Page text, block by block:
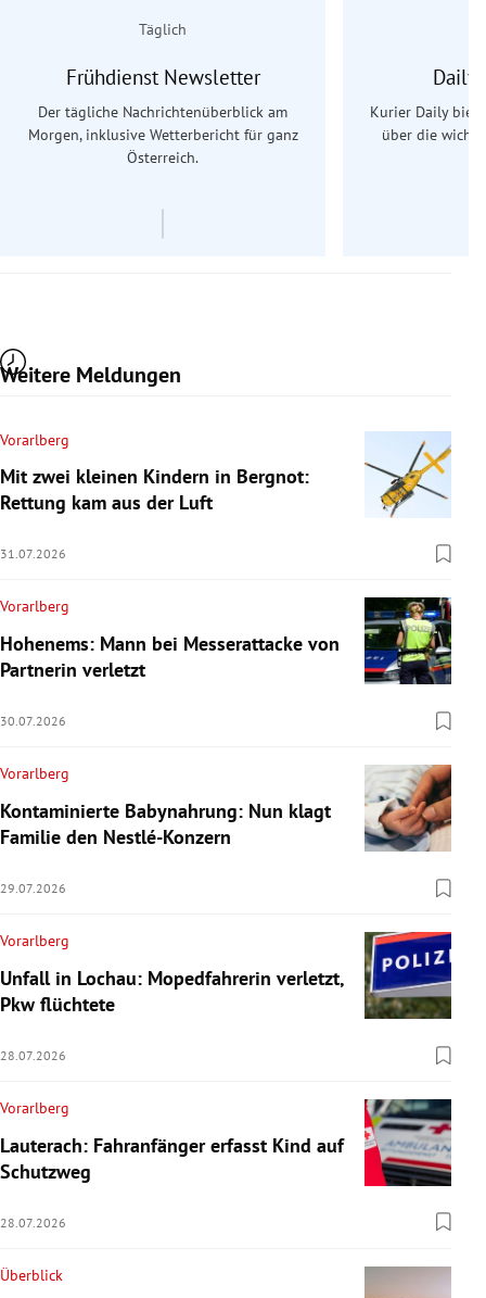
Täglich
Frühdienst Newsletter
Der tägliche Nachrichtenüberblick am
Morgen, inklusive Wetterbericht für ganz
Österreich.
Daily
Kurier Daily
über die
Weitere Meldungen
Vorarlberg
Mit zwei kleinen Kindern in Bergnot:
Rettung kam aus der Luft
31.07.2026
Vorarlberg
Hohenems: Mann bei Messerattacke von
Partnerin verletzt
30.07.2026
Vorarlberg
Kontaminierte Babynahrung: Nun klagt
Familie den Nestlé-Konzern
29.07.2026
Vorarlberg
Unfall in Lochau: Mopedfahrerin verletzt,
Pkw flüchtete
28.07.2026
Vorarlberg
Lauterach: Fahranfänger erfasst Kind auf
Schutzweg
28.07.2026
Überblick